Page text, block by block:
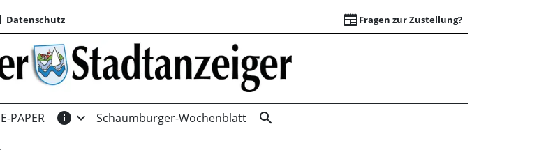
Datenschutz newspaperFragen zur Zustellung?
Energiesparen
E-PAPER info expand_more Schaumburger-Wochenblatt search